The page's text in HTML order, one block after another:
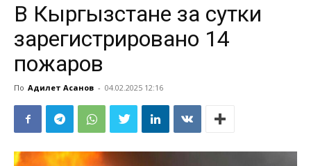
В Кыргызстане за сутки
зарегистрировано 14
пожаров
По Адилет Асанов - 04.02.2025 12:16